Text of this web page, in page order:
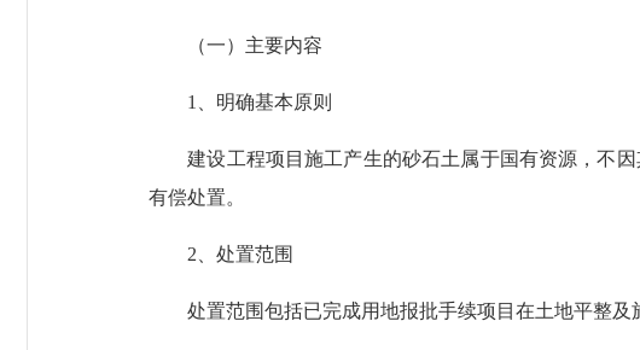
（一）主要内容
1、明确基本原则
建设工程项目施工产生的砂石土属于国有资源，不因
有偿处置。
2、处置范围
处置范围包括已完成用地报批手续项目在土地平整及